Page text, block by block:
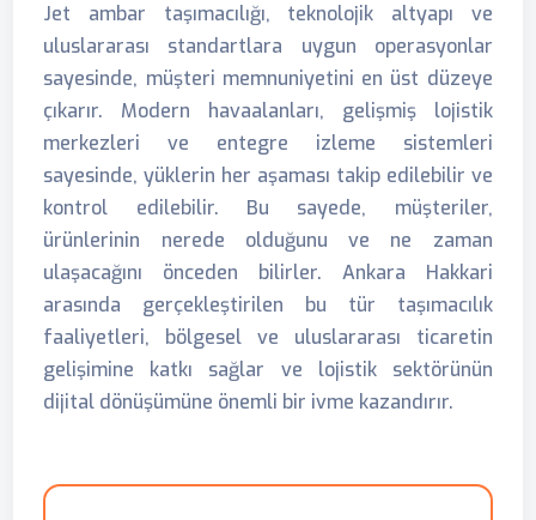
Jet ambar taşımacılığı, teknolojik altyapı ve
uluslararası standartlara uygun operasyonlar
sayesinde, müşteri memnuniyetini en üst düzeye
çıkarır. Modern havaalanları, gelişmiş lojistik
merkezleri ve entegre izleme sistemleri
sayesinde, yüklerin her aşaması takip edilebilir ve
kontrol edilebilir. Bu sayede, müşteriler,
ürünlerinin nerede olduğunu ve ne zaman
ulaşacağını önceden bilirler. Ankara Hakkari
arasında gerçekleştirilen bu tür taşımacılık
faaliyetleri, bölgesel ve uluslararası ticaretin
gelişimine katkı sağlar ve lojistik sektörünün
dijital dönüşümüne önemli bir ivme kazandırır.